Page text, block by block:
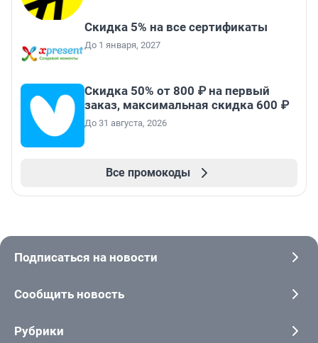
Скидка 5% на все сертификаты
До 1 января, 2027
Скидка 50% от 800 ₽ на первый
заказ, максимальная скидка 600 ₽
До 31 августа, 2026
Все промокоды
Подписаться на новости
Сообщить новость
Рубрики